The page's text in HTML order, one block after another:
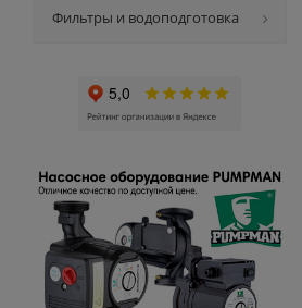
Фильтры и водоподготовка